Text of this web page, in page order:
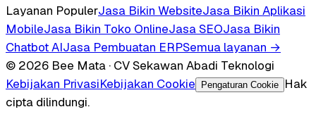
Layanan PopulerJasa Bikin WebsiteJasa Bikin Aplikasi
MobileJasa Bikin Toko OnlineJasa SEOJasa Bikin
Chatbot AIJasa Pembuatan ERPSemua layanan →
© 2026 Bee Mata · CV Sekawan Abadi Teknologi
Kebijakan PrivasiKebijakan Cookie Pengaturan Cookie
Hak
cipta dilindungi.